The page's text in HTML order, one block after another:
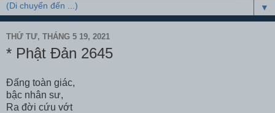
▼
THỨ TƯ, THÁNG 5 19, 2021
* Phật Đản 2645
Đấng toàn giác,
bậc nhân sư,
Ra đời cứu vớt